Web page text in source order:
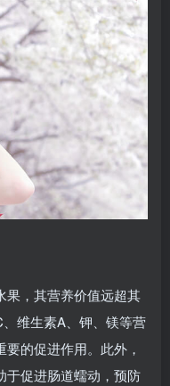
果，其营养价值远超其
维生素A、钾、镁等营
的促进作用。此外，
于促进肠道蠕动，预防